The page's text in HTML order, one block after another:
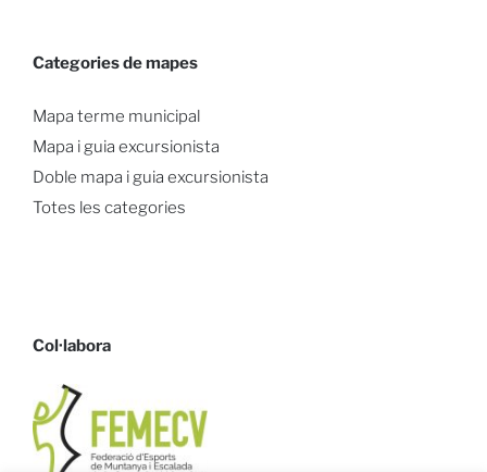
Categories de mapes
Mapa terme municipal
Mapa i guia excursionista
Doble mapa i guia excursionista
Totes les categories
Col·labora